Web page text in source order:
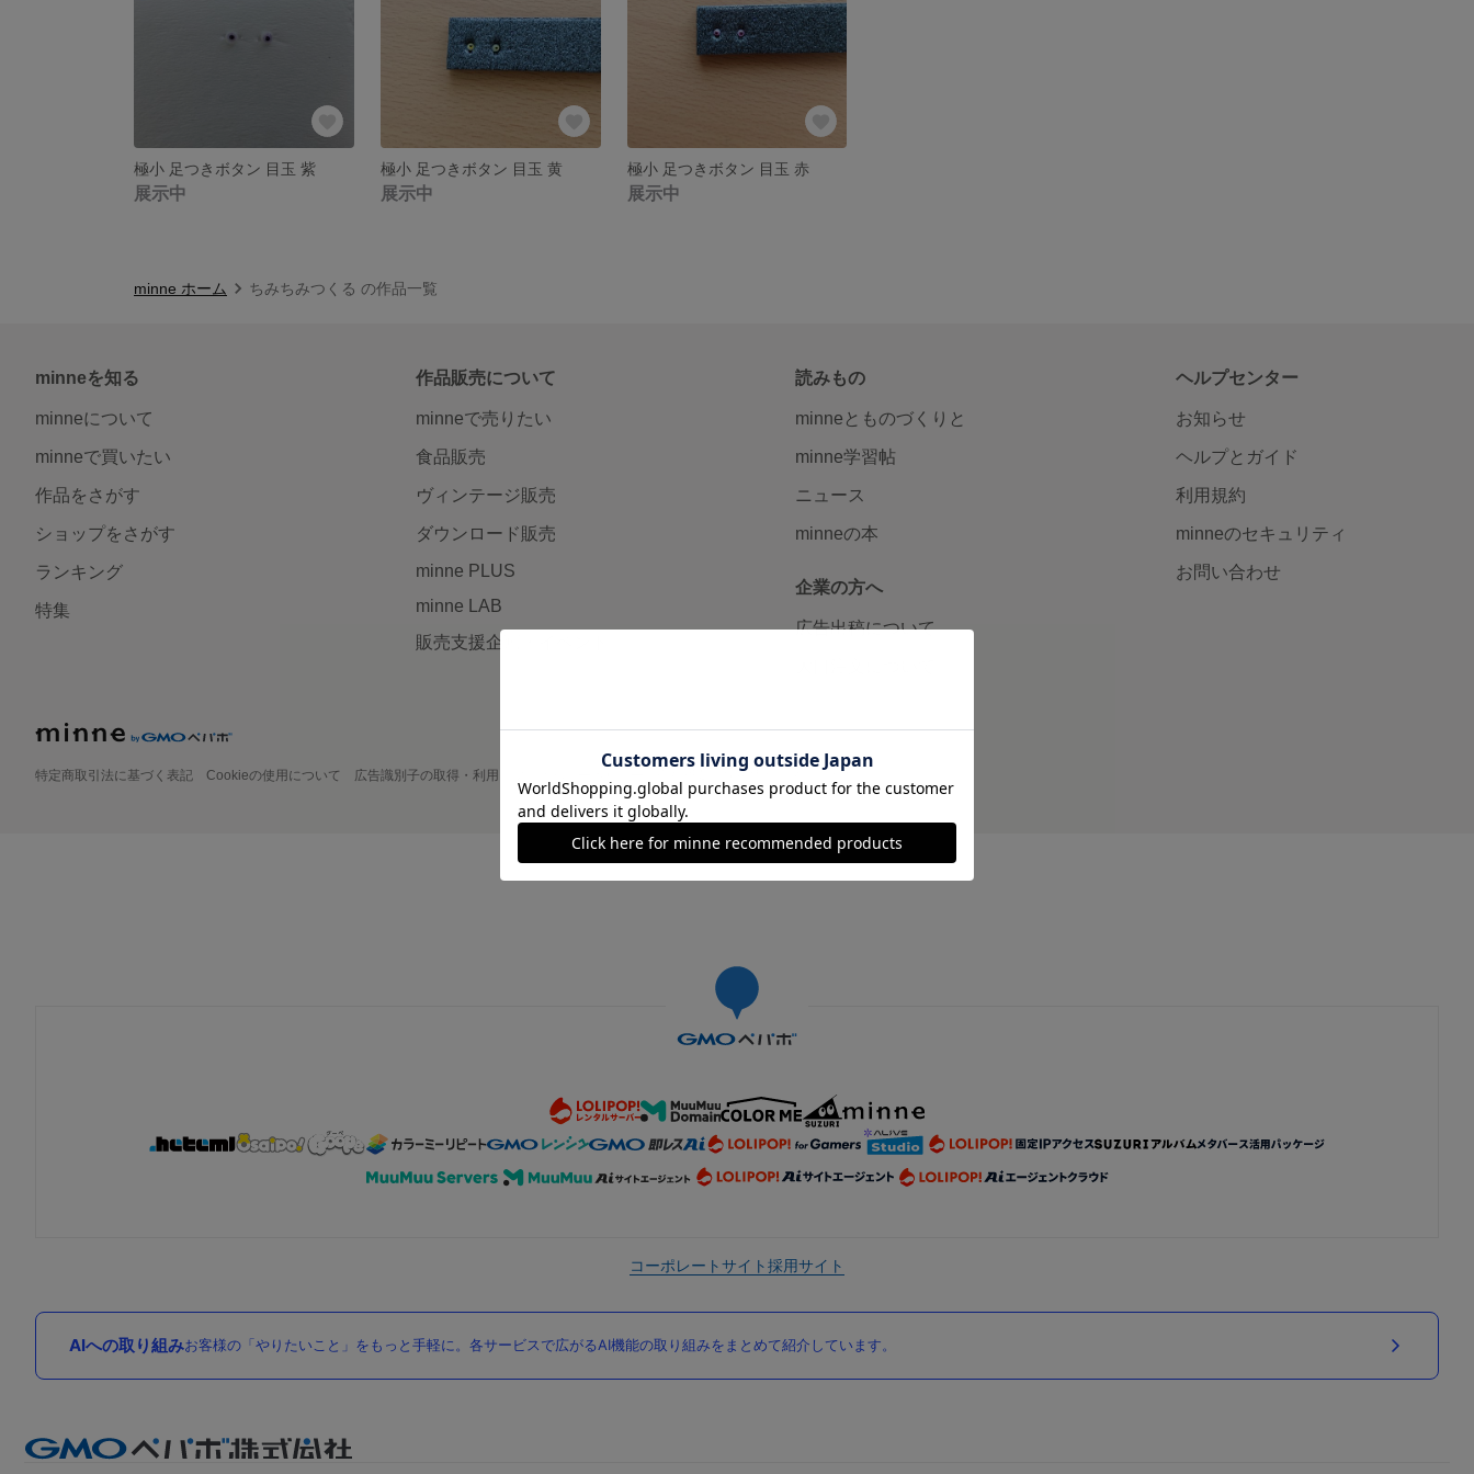
極小 足つきボタン 目玉 紫
展示中
極小 足つきボタン 目玉 黄
展示中
極小 足つきボタン 目玉 赤
展示中
minne ホーム ちみちみつくる の作品一覧
minneを知る
minneについて
minneで買いたい
作品をさがす
ショップをさがす
ランキング
特集
作品販売について
minneで売りたい
食品販売
ヴィンテージ販売
ダウンロード販売
minne PLUS
minne LAB
販売支援企画・イベント
読みもの
minneとものづくりと
minne学習帖
ニュース
minneの本
企業の方へ
広告出稿について
ヘルプセンター
お知らせ
ヘルプとガイド
利用規約
minneのセキュリティ
お問い合わせ
特定商取引法に基づく表記 Cookieの使用について 広告識別子の取得・利用 採用情報 メディアキット
©GMO Pepabo, Inc. All rights reserved.
コーポレートサイト採用サイト
AIへの取り組みお客様の「やりたいこと」をもっと手軽に。各サービスで広がるAI機能の取り組みをまとめて紹介しています。